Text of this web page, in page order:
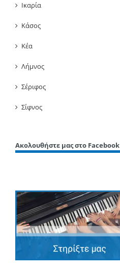
Ικαρία
Κάσος
Κέα
Λήμνος
Σέριφος
Σίφνος
Ακολουθήστε μας στο Facebook